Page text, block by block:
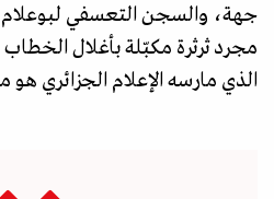
جهة، والسجن التعسفي
مجرد ثرثرة مكبّلة بأغلال
الذي مارسه الإعلام الجزائري هو